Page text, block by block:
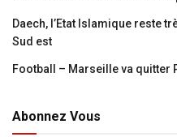
Daech, l’Etat Islamique reste
Sud est
Football – Marseille va quitter
Abonnez Vous